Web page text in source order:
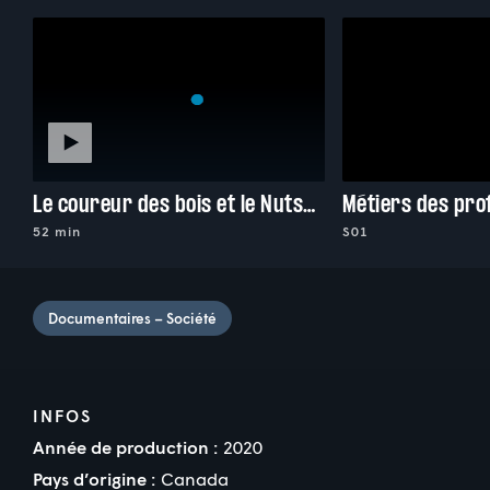
Le coureur des bois et le Nutshimiu-innu
52 min
Métiers des
S01
Documentaires – Société
INFOS
Année de production : 2020
Pays d’origine : Canada